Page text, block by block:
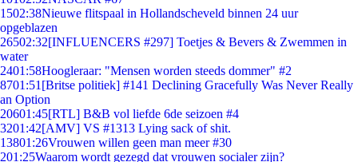
1502:38Nieuwe flitspaal in Hollandscheveld binnen 24 uur
opgeblazen
26502:32[INFLUENCERS #297] Toetjes & Bevers & Zwemmen in
water
2401:58Hoogleraar: "Mensen worden steeds dommer" #2
8701:51 [Britse politiek] #141 Declining Gracefully Was Never Really
an Option
20601:45[RTL] B&B vol liefde 6de seizoen #4
3201:42[AMV] VS #1313 Lying sack of shit.
13801:26Vrouwen willen geen man meer #30
201:25Waarom wordt gezegd dat vrouwen socialer zijn?